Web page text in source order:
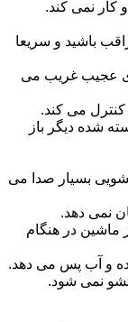
نمی کند.
باشید و سریعا
عجیب غریب می
می کند.
شده دیگر باز
بسیار صدا می
نمی دهد.
در هنگام
و آب پس می دهد.
نمی شود.